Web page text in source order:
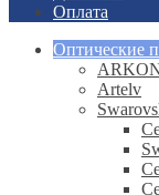
Оплата
Оптические
Artelv